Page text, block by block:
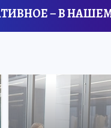
– В НАШЕМ